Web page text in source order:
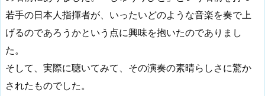
若手の日本人指揮者が、いったいどのような音楽を奏で上
げるのであろうかという点に興味を抱いたのでありまし
た。
そして、実際に聴いてみて、その演奏の素晴らしさに驚か
されたものでした。